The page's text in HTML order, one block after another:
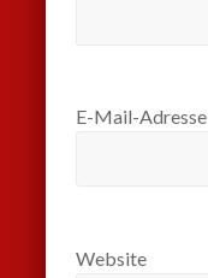
E-Mail-Adresse
Website